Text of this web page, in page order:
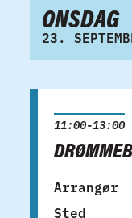
ONSDAG
23.
11:00-13:00
Arrangør
Sted